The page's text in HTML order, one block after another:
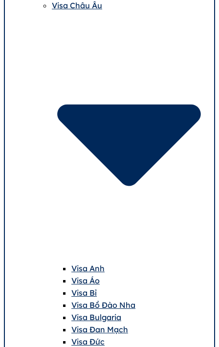
Visa Châu Âu
Visa Anh
Visa Áo
Visa Bỉ
Visa Bồ Đào Nha
Visa Bulgaria
Visa Đan Mạch
Visa Đức